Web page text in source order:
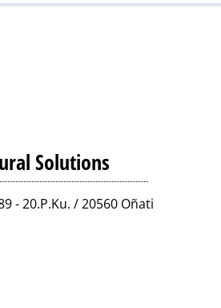
Solutions
- 20.P.Ku. / 20560 Oñati